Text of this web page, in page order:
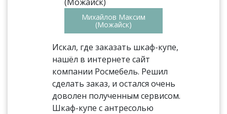
Михайлов Максим
(Можайск)
Искал, где заказать шкаф-купе,
нашёл в интернете сайт
компании Росмебель. Решил
сделать заказ, и остался очень
доволен полученным сервисом.
Шкаф-купе с антресолью